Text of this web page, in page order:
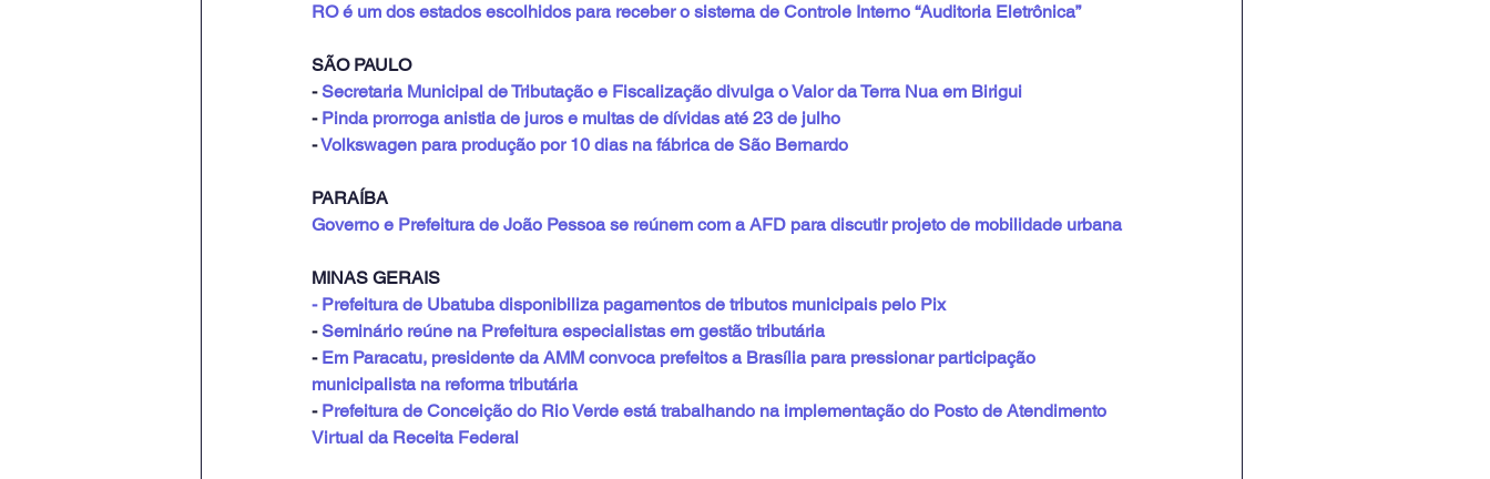
RO é um dos estados escolhidos para receber o sistema de Controle Interno “Auditoria Eletrônica”
SÃO PAULO
- Secretaria Municipal de Tributação e Fiscalização divulga o Valor da Terra Nua em Birigui
- Pinda prorroga anistia de juros e multas de dívidas até 23 de julho
- Volkswagen para produção por 10 dias na fábrica de São Bernardo
PARAÍBA
Governo e Prefeitura de João Pessoa se reúnem com a AFD para discutir projeto de mobilidade urbana
MINAS GERAIS
- Prefeitura de Ubatuba disponibiliza pagamentos de tributos municipais pelo Pix
- Seminário reúne na Prefeitura especialistas em gestão tributária
- Em Paracatu, presidente da AMM convoca prefeitos a Brasília para pressionar participação
municipalista na reforma tributária
- Prefeitura de Conceição do Rio Verde está trabalhando na implementação do Posto de Atendimento
Virtual da Receita Federal